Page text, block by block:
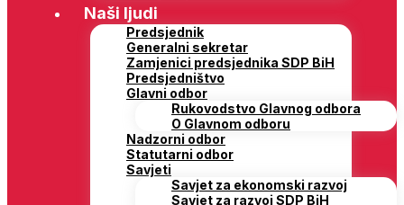
Naši ljudi
Predsjednik
Generalni sekretar
Zamjenici predsjednika SDP BiH
Predsjedništvo
Glavni odbor
Rukovodstvo Glavnog odbora
O Glavnom odboru
Nadzorni odbor
Statutarni odbor
Savjeti
Savjet za ekonomski razvoj
Savjet za razvoj SDP BiH